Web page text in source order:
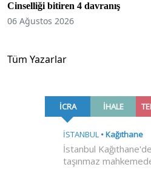
Cinselliği bitiren 4 davranış
06 Ağustos 2026
Tüm Yazarlar